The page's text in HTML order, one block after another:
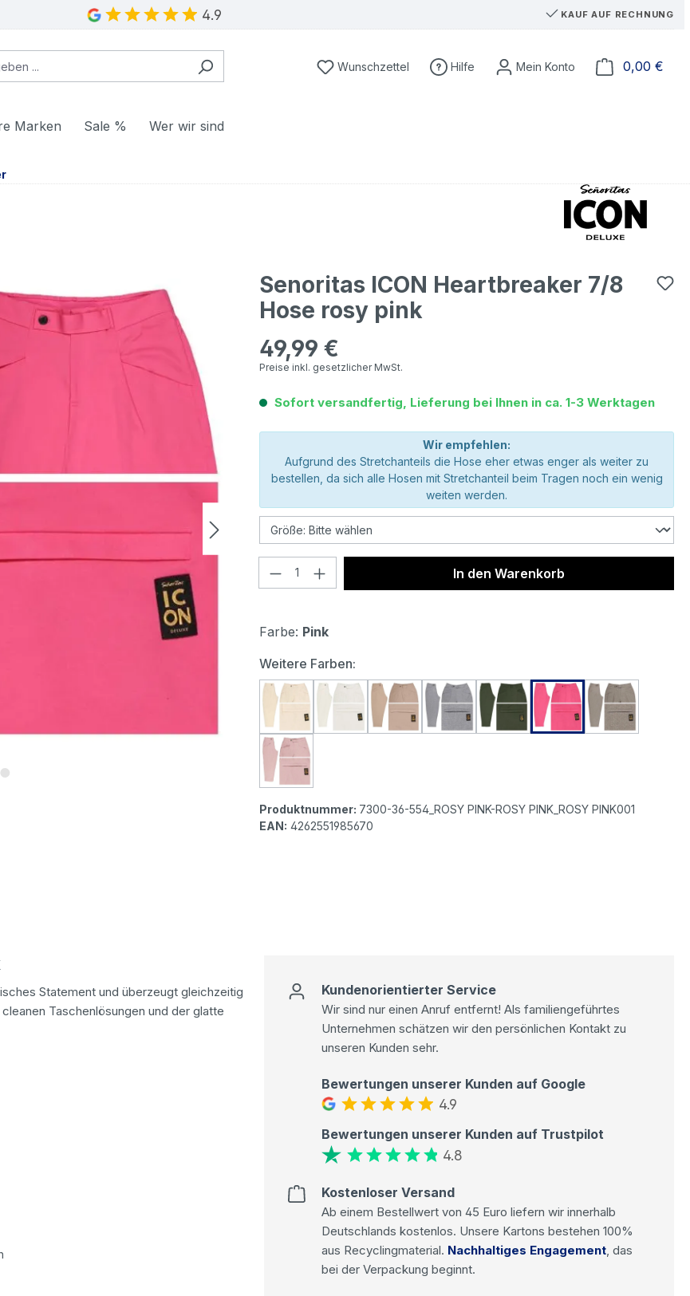
4.9 KAUF AUF RECHNUNG
Du hast 0 Produkte auf dem Merkzettel
Wunschzettel Hilfe 0,00 €
Marken Sale % Wer wir sind
Senoritas ICON Heartbreaker 7/8
Hose rosy pink
Regulärer Preis:
49,99 €
Preise inkl. gesetzlicher MwSt.
Sofort versandfertig, Lieferung bei Ihnen in ca. 1-3 Werktagen
Wir empfehlen:
Aufgrund des Stretchanteils die Hose eher etwas enger als weiter zu
bestellen, da sich alle Hosen mit Stretchanteil beim Tragen noch ein wenig
weiten werden.
Produkt Anzahl: Gib den gewünschten Wert
In den Warenkorb
Farbe: Pink
Weitere Farben:
Senoritas ICON Heartbreaker 7/8 Hose butter
Senoritas ICON Heartbreaker 7/8 Hose creme
Senoritas ICON Heartbreaker 7/8 Hose greige
Senoritas ICON Heartbreaker 7/8
Senoritas ICONSenoritas ICON
Senoritas
Senoritas ICON Heartbreaker 7/8 Hose violett
Produktnummer: 7300-36-554_ROSY PINK-ROSY PINK_ROSY PINK001
EAN: 4262551985670
Statement und überzeugt gleichzeitig
Taschenlösungen und der glatte
Kundenorientierter Service
Wir sind nur einen Anruf entfernt! Als familiengeführtes
Unternehmen schätzen wir den persönlichen Kontakt zu
unseren Kunden sehr.
Bewertungen unserer Kunden auf Google
4.9
Bewertungen unserer Kunden auf Trustpilot
4.8
Kostenloser Versand
Ab einem Bestellwert von 45 Euro liefern wir innerhalb
Deutschlands kostenlos. Unsere Kartons bestehen 100%
aus Recyclingmaterial. Nachhaltiges Engagement, das
bei der Verpackung beginnt.